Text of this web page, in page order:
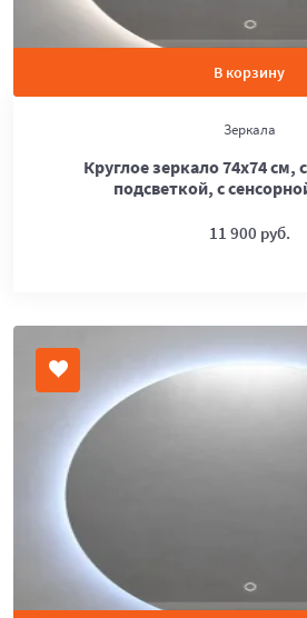
В корзину
Зеркала
Круглое зеркало 74х74 см,
подсветкой, с
11 900 руб.